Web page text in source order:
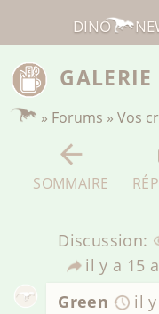
» Forums »Vos
SOMMAIRE
Discussion:
il y a 15
Green
il
DINO